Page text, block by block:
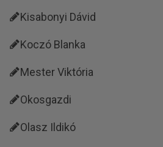
Kisabonyi Dávid
Koczó Blanka
Mester Viktória
Okosgazdi
Olasz Ildikó